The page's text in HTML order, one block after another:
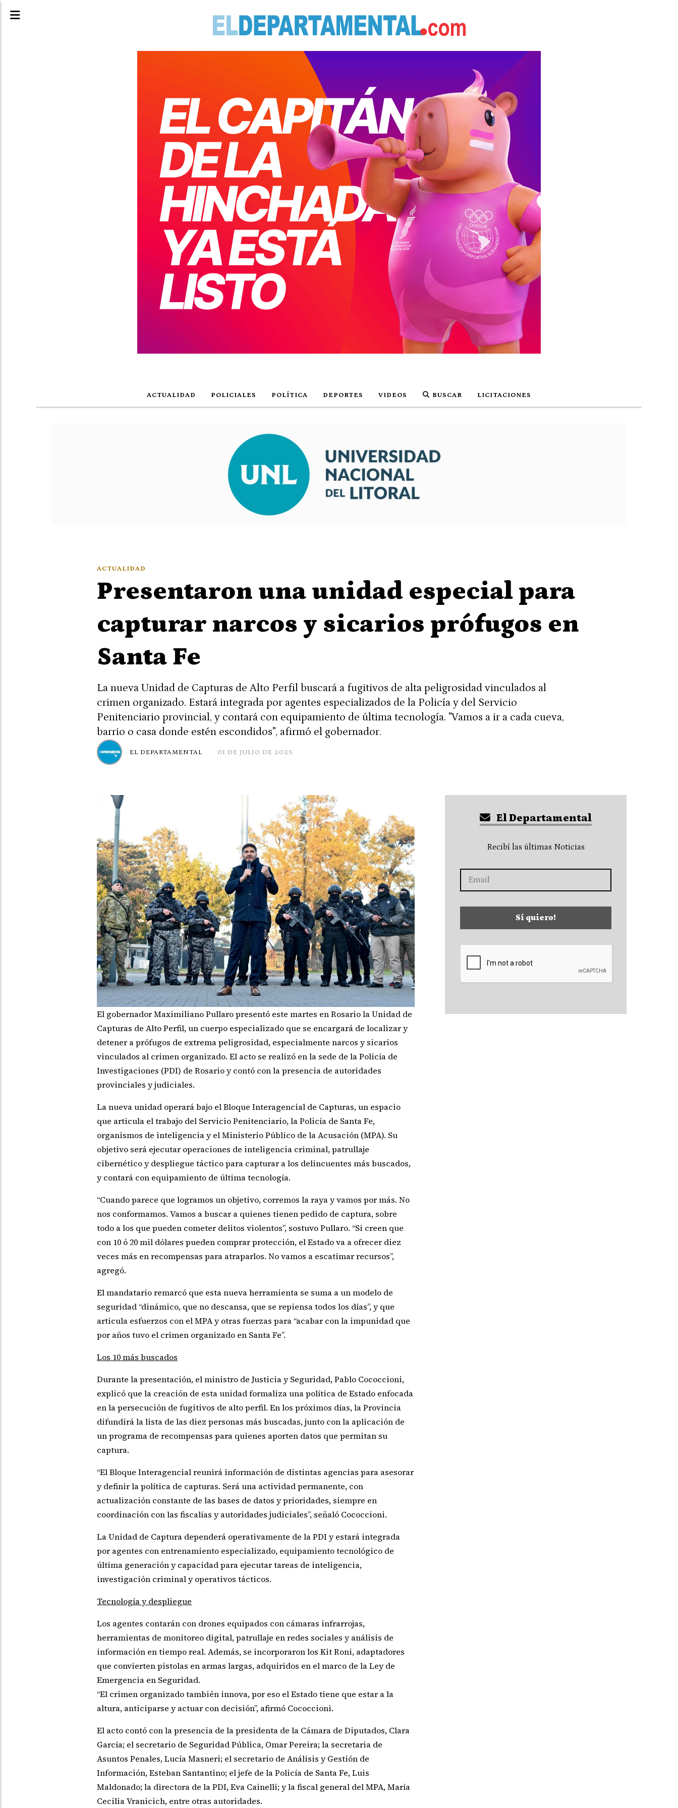
ACTUALIDAD POLICIALES POLÍTICA DEPORTES VIDEOS BUSCAR LICITACIONES
Presentaron una unidad especial para
capturar narcos y sicarios prófugos en
Santa Fe
La nueva Unidad de Capturas de Alto Perfil buscará a fugitivos de alta peligrosidad vinculados al
crimen organizado. Estará integrada por agentes especializados de la Policía y del Servicio
Penitenciario provincial, y contará con equipamiento de última tecnología. "Vamos a ir a cada cueva,
barrio o casa donde estén escondidos", afirmó el gobernador.
ACTUALIDAD
01 DE JULIO DE 2025
EL DEPARTAMENTAL
El gobernador Maximiliano Pullaro presentó este martes en Rosario la Unidad de
Capturas de Alto Perfil, un cuerpo especializado que se encargará de localizar y
detener a prófugos de extrema peligrosidad, especialmente narcos y sicarios
vinculados al crimen organizado. El acto se realizó en la sede de la Policía de
Investigaciones (PDI) de Rosario y contó con la presencia de autoridades
provinciales y judiciales.
La nueva unidad operará bajo el Bloque Interagencial de Capturas, un espacio
que articula el trabajo del Servicio Penitenciario, la Policía de Santa Fe,
organismos de inteligencia y el Ministerio Público de la Acusación (MPA). Su
objetivo será ejecutar operaciones de inteligencia criminal, patrullaje
cibernético y despliegue táctico para capturar a los delincuentes más buscados,
y contará con equipamiento de última tecnología.
“Cuando parece que logramos un objetivo, corremos la raya y vamos por más. No
nos conformamos. Vamos a buscar a quienes tienen pedido de captura, sobre
todo a los que pueden cometer delitos violentos”, sostuvo Pullaro. “Si creen que
con 10 ó 20 mil dólares pueden comprar protección, el Estado va a ofrecer diez
veces más en recompensas para atraparlos. No vamos a escatimar recursos”,
agregó.
El mandatario remarcó que esta nueva herramienta se suma a un modelo de
seguridad “dinámico, que no descansa, que se repiensa todos los días”, y que
articula esfuerzos con el MPA y otras fuerzas para “acabar con la impunidad que
por años tuvo el crimen organizado en Santa Fe”.
Los 10 más buscados
Durante la presentación, el ministro de Justicia y Seguridad, Pablo Cococcioni,
explicó que la creación de esta unidad formaliza una política de Estado enfocada
en la persecución de fugitivos de alto perfil. En los próximos días, la Provincia
difundirá la lista de las diez personas más buscadas, junto con la aplicación de
un programa de recompensas para quienes aporten datos que permitan su
captura.
“El Bloque Interagencial reunirá información de distintas agencias para asesorar
y definir la política de capturas. Será una actividad permanente, con
actualización constante de las bases de datos y prioridades, siempre en
coordinación con las fiscalías y autoridades judiciales”, señaló Cococcioni.
La Unidad de Captura dependerá operativamente de la PDI y estará integrada
por agentes con entrenamiento especializado, equipamiento tecnológico de
última generación y capacidad para ejecutar tareas de inteligencia,
investigación criminal y operativos tácticos.
Tecnología y despliegue
Los agentes contarán con drones equipados con cámaras infrarrojas,
herramientas de monitoreo digital, patrullaje en redes sociales y análisis de
información en tiempo real. Además, se incorporaron los Kit Roni, adaptadores
que convierten pistolas en armas largas, adquiridos en el marco de la Ley de
Emergencia en Seguridad.
“El crimen organizado también innova, por eso el Estado tiene que estar a la
altura, anticiparse y actuar con decisión”, afirmó Cococcioni.
El acto contó con la presencia de la presidenta de la Cámara de Diputados, Clara
García; el secretario de Seguridad Pública, Omar Pereira; la secretaria de
Asuntos Penales, Lucía Masneri; el secretario de Análisis y Gestión de
Información, Esteban Santantino; el jefe de la Policía de Santa Fe, Luis
Maldonado; la directora de la PDI, Eva Cainelli; y la fiscal general del MPA, María
Cecilia Vranicich, entre otras autoridades.
El Departamental
Recibí las últimas Noticias
Sí quiero!